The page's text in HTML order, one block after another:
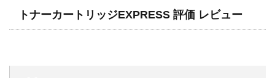
トナーカートリッジEXPRESS 評価 レビュー